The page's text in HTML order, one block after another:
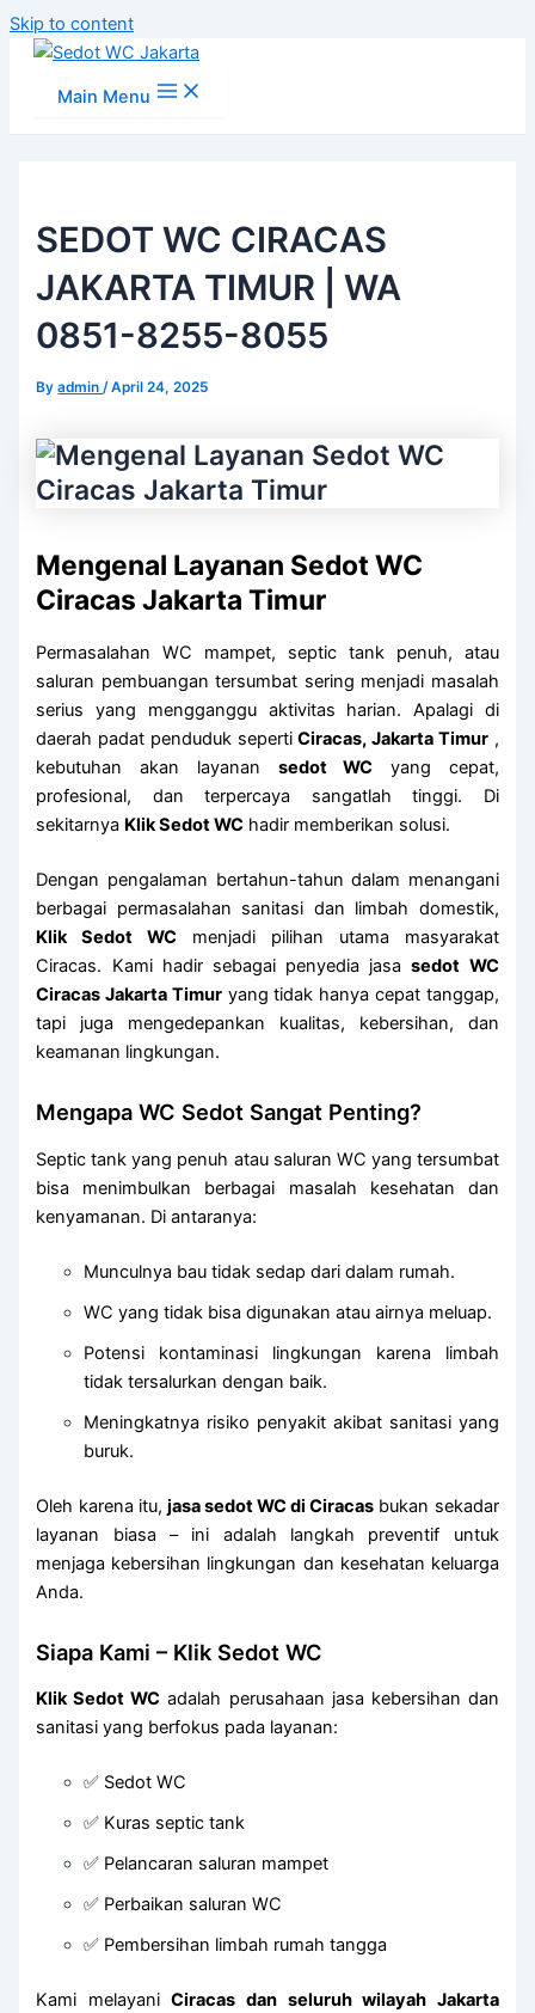
Skip to content
Main Menu
SEDOT WC CIRACAS
JAKARTA TIMUR | WA
0851-8255-8055
Byadmin/April 24, 2025
Mengenal Layanan Sedot WC
Ciracas Jakarta Timur
Permasalahan WC mampet, septic tank penuh, atau
saluran pembuangan tersumbat sering menjadi masalah
serius yang mengganggu aktivitas harian. Apalagi di
daerah padat penduduk sepertiCiracas, Jakarta Timur,
kebutuhan akan layanan sedot WC yang cepat,
profesional, dan terpercaya sangatlah tinggi. Di
sekitarnya Klik Sedot WC hadir memberikan solusi.
Dengan pengalaman bertahun-tahun dalam menangani
berbagai permasalahan sanitasi dan limbah domestik,
Klik Sedot WC menjadi pilihan utama masyarakat
Ciracas. Kami hadir sebagai penyedia jasasedot WC
Ciracas Jakarta Timuryang tidak hanya cepat tanggap,
tapi juga mengedepankan kualitas, kebersihan, dan
keamanan lingkungan.
Mengapa WC Sedot Sangat Penting?
Septic tank yang penuh atau saluran WC yang tersumbat
bisa menimbulkan berbagai masalah kesehatan dan
kenyamanan. Di antaranya:
Munculnya bau tidak sedap dari dalam rumah.
WC yang tidak bisa digunakan atau airnya meluap.
Potensi kontaminasi lingkungan karena limbah
tidak tersalurkan dengan baik.
Meningkatnya risiko penyakit akibat sanitasi yang
buruk.
Oleh karena itu, jasa sedot WC di Ciracas bukan sekadar
layanan biasa – ini adalah langkah preventif untuk
menjaga kebersihan lingkungan dan kesehatan keluarga
Anda.
Siapa Kami – Klik Sedot WC
Klik Sedot WC adalah perusahaan jasa kebersihan dan
sanitasi yang berfokus pada layanan:
✅ Sedot WC
✅ Kuras septic tank
✅ Pelancaran saluran mampet
✅ Perbaikan saluran WC
✅ Pembersihan limbah rumah tangga
Kami melayaniCiracas dan seluruh wilayah Jakarta